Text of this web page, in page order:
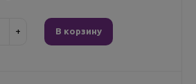
+ В корзину